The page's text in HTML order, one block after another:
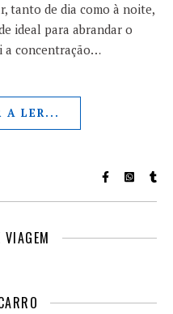
tanto de dia como à noite,
ideal para abrandar o
a concentração…
A LER...
VIAGEM